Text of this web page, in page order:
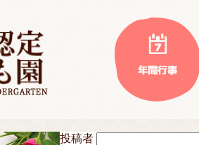
投稿者